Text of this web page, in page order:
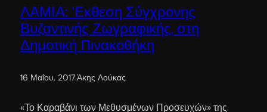
ΛΑΜΙΑ: ‘Εκθεση Σύγχρονης
Βυζαντινής Ζωγραφικής, στη
Δημοτική Πινακοθήκη
16 Μαΐου, 2017.Άκης Λούκας
«Το Καραβάνι των Μεθυσμένων Προσευχών» της